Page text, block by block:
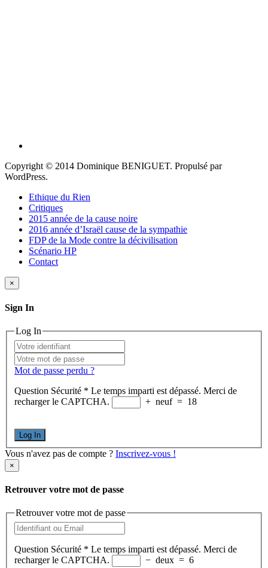
Copyright © 2014 Dominique BENIGUET. Propulsé par
WordPress.
Ethique du Rien
Critiques
2015 année de la cause noire
2016 année d’Israël cause de la sympathie
FDP de la Mode contre la décivilisation
Scénario HP
Contact
×
Sign In
Log In
Mot de passe perdu ?
Question Sécurité * Le temps imparti est dépassé. Merci de
recharger le CAPTCHA.
+ neuf = 18
Log In
Vous n'avez pas de compte ? Inscrivez-vous !
×
Retrouver votre mot de passe
Retrouver votre mot de passe
Question Sécurité * Le temps imparti est dépassé. Merci de
recharger le CAPTCHA.
− deux = 6